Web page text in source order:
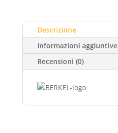
pezzi
Nero
quantità
Descrizione
Informazioni aggiuntive
Recensioni (0)